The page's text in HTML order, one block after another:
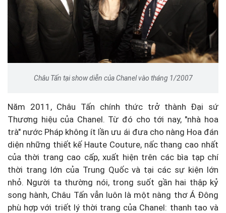
Châu Tấn tại show diễn của Chanel vào tháng 1/2007
Năm 2011, Châu Tấn chính thức trở thành Đại sứ
Thương hiệu của Chanel. Từ đó cho tới nay, "nhà hoa
trà" nước Pháp không ít lần ưu ái đưa cho nàng Hoa đán
diện những thiết kế Haute Couture, nấc thang cao nhất
của thời trang cao cấp, xuất hiện trên các bìa tạp chí
thời trang lớn của Trung Quốc và tại các sự kiện lớn
nhỏ. Người ta thường nói, trong suốt gần hai thập kỷ
song hành, Châu Tấn vẫn luôn là một nàng thơ Á Đông
phù hợp với triết lý thời trang của Chanel: thanh tao và